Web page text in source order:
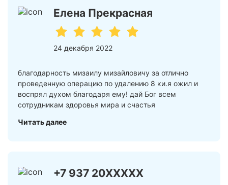
Елена Прекрасная
24 декабря 2022
благодарность мизаилу мизайловичу за отлично
проведенную операцию по удалению 8 ки.я ожил и
воспрял духом благодаря ему! дай Бог всем
сотрудникам здоровья мира и счастья
Читать далее
+7 937 20XXXXX